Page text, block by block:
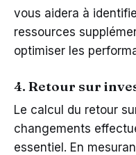
vous aidera à
ressources
optimiser les
4. Retour sur
Le calcul du retour
changements
essentiel. En